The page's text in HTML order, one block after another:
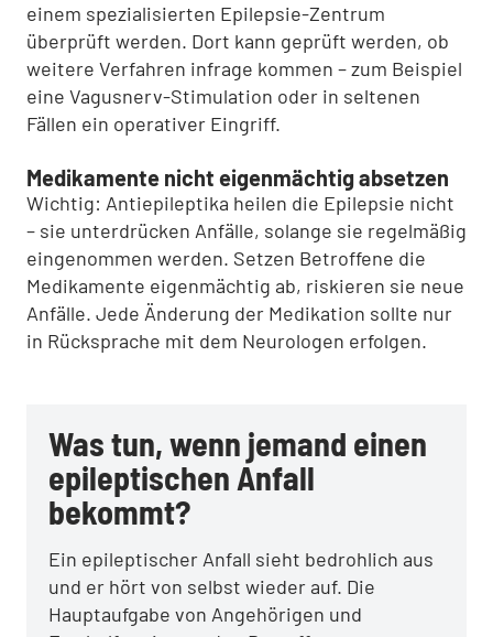
einem spezialisierten Epilepsie-Zentrum
überprüft werden. Dort kann geprüft werden, ob
weitere Verfahren infrage kommen – zum Beispiel
eine Vagusnerv-Stimulation oder in seltenen
Fällen ein operativer Eingriff.
Medikamente nicht eigenmächtig absetzen
Wichtig: Antiepileptika heilen die Epilepsie nicht
– sie unterdrücken Anfälle, solange sie regelmäßig
eingenommen werden. Setzen Betroffene die
Medikamente eigenmächtig ab, riskieren sie neue
Anfälle. Jede Änderung der Medikation sollte nur
in Rücksprache mit dem Neurologen erfolgen.
Was tun, wenn jemand einen
epileptischen Anfall
bekommt?
Ein epileptischer Anfall sieht bedrohlich aus
und er hört von selbst wieder auf. Die
Hauptaufgabe von Angehörigen und